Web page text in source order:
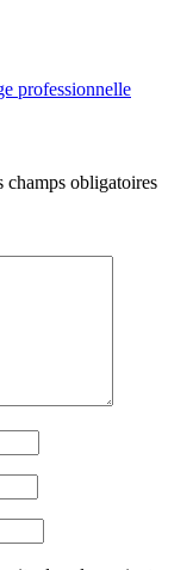
professionnelle
champs obligatoires